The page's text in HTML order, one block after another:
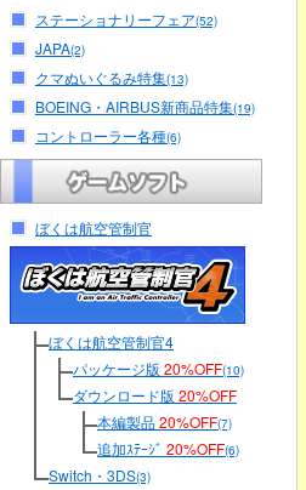
ステーショナリーフェア(52)
JAPA(2)
クマぬいぐるみ特集(13)
BOEING・AIRBUS新商品特集(19)
コントローラー各種(6)
ぼくは航空管制官
ぼくは航空管制官4
パッケージ版 20%OFF(10)
ダウンロード版 20%OFF
本編製品20%OFF(7)
追加ｽﾃｰｼﾞ 20%OFF(6)
Switch・3DS(3)